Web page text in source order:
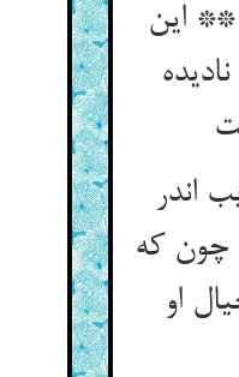
** این
اندر
که
او